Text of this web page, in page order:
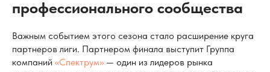
профессионального сообщества
Важным событием этого сезона стало расширение круга
партнеров лиги. Партнером финала выступит Группа
компаний «Спектрум» — один из лидеров рынка